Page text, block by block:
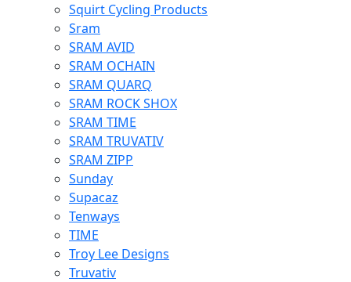
Squirt Cycling Products
Sram
SRAM AVID
SRAM OCHAIN
SRAM QUARQ
SRAM ROCK SHOX
SRAM TIME
SRAM TRUVATIV
SRAM ZIPP
Sunday
Supacaz
Tenways
TIME
Troy Lee Designs
Truvativ